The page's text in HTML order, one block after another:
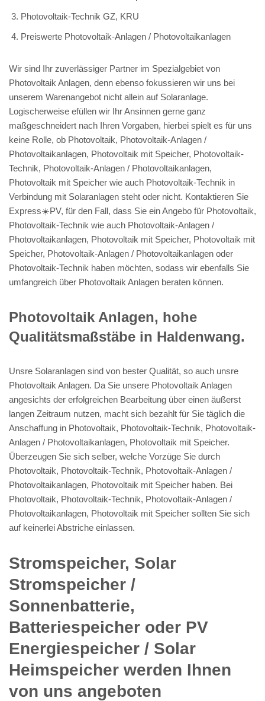
Photovoltaik-Technik GZ, KRU
Preiswerte Photovoltaik-Anlagen / Photovoltaikanlagen
Wir sind Ihr zuverlässiger Partner im Spezialgebiet von
Photovoltaik Anlagen, denn ebenso fokussieren wir uns bei
unserem Warenangebot nicht allein auf Solaranlage.
Logischerweise efüllen wir Ihr Ansinnen gerne ganz
maßgeschneidert nach Ihren Vorgaben, hierbei spielt es für uns
keine Rolle, ob Photovoltaik, Photovoltaik-Anlagen /
Photovoltaikanlagen, Photovoltaik mit Speicher, Photovoltaik-
Technik, Photovoltaik-Anlagen / Photovoltaikanlagen,
Photovoltaik mit Speicher wie auch Photovoltaik-Technik in
Verbindung mit Solaranlagen steht oder nicht. Kontaktieren Sie
Express☀️PV️, für den Fall, dass Sie ein Angebo für Photovoltaik,
Photovoltaik-Technik wie auch Photovoltaik-Anlagen /
Photovoltaikanlagen, Photovoltaik mit Speicher, Photovoltaik mit
Speicher, Photovoltaik-Anlagen / Photovoltaikanlagen oder
Photovoltaik-Technik haben möchten, sodass wir ebenfalls Sie
umfangreich über Photovoltaik Anlagen beraten können.
Photovoltaik Anlagen, hohe
Qualitätsmaßstäbe in Haldenwang.
Unsre Solaranlagen sind von bester Qualität, so auch unsre
Photovoltaik Anlagen. Da Sie unsere Photovoltaik Anlagen
angesichts der erfolgreichen Bearbeitung über einen äußerst
langen Zeitraum nutzen, macht sich bezahlt für Sie täglich die
Anschaffung in Photovoltaik, Photovoltaik-Technik, Photovoltaik-
Anlagen / Photovoltaikanlagen, Photovoltaik mit Speicher.
Überzeugen Sie sich selber, welche Vorzüge Sie durch
Photovoltaik, Photovoltaik-Technik, Photovoltaik-Anlagen /
Photovoltaikanlagen, Photovoltaik mit Speicher haben. Bei
Photovoltaik, Photovoltaik-Technik, Photovoltaik-Anlagen /
Photovoltaikanlagen, Photovoltaik mit Speicher sollten Sie sich
auf keinerlei Abstriche einlassen.
Stromspeicher, Solar
Stromspeicher /
Sonnenbatterie,
Batteriespeicher oder PV
Energiespeicher / Solar
Heimspeicher werden Ihnen
von uns angeboten